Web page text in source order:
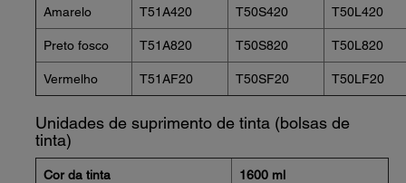
Amarelo T51A420 T50S420 T50L420
Preto fosco T51A820 T50S820 T50L820
Vermelho T51AF20 T50SF20 T50LF20
Unidades de suprimento de tinta (bolsas de
tinta)
Cor da tinta 1600 ml